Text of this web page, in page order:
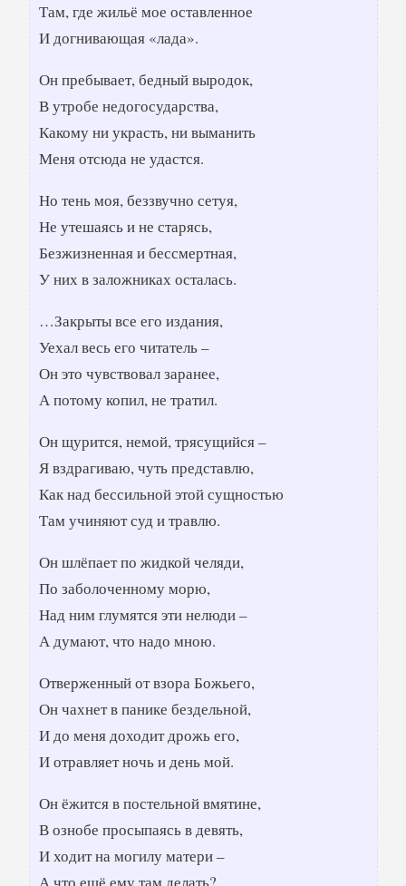
Там, где жильё мое оставленное
И догнивающая «лада».
Он пребывает, бедный выродок,
В утробе недогосударства,
Какому ни украсть, ни выманить
Меня отсюда не удастся.
Но тень моя, беззвучно сетуя,
Не утешаясь и не старясь,
Безжизненная и бессмертная,
У них в заложниках осталась.
…Закрыты все его издания,
Уехал весь его читатель –
Он это чувствовал заранее,
А потому копил, не тратил.
Он щурится, немой, трясущийся –
Я вздрагиваю, чуть представлю,
Как над бессильной этой сущностью
Там учиняют суд и травлю.
Он шлёпает по жидкой челяди,
По заболоченному морю,
Над ним глумятся эти нелюди –
А думают, что надо мною.
Отверженный от взора Божьего,
Он чахнет в панике бездельной,
И до меня доходит дрожь его,
И отравляет ночь и день мой.
Он ёжится в постельной вмятине,
В ознобе просыпаясь в девять,
И ходит на могилу матери –